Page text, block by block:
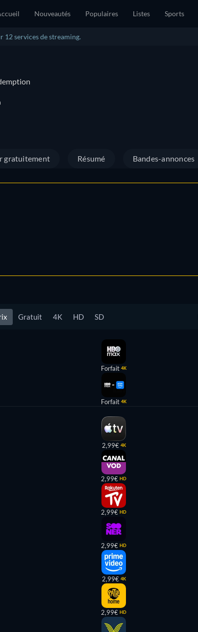
Nouveautés Populaires Listes Sports
services de streaming.
gratuitement Résumé Bandes-annonces
Gratuit 4K HD SD
Forfait 4K
Forfait 4K
2,99€ 4K
2,99€ HD
2,99€ HD
2,99€ HD
2,99€ 4K
2,99€ HD